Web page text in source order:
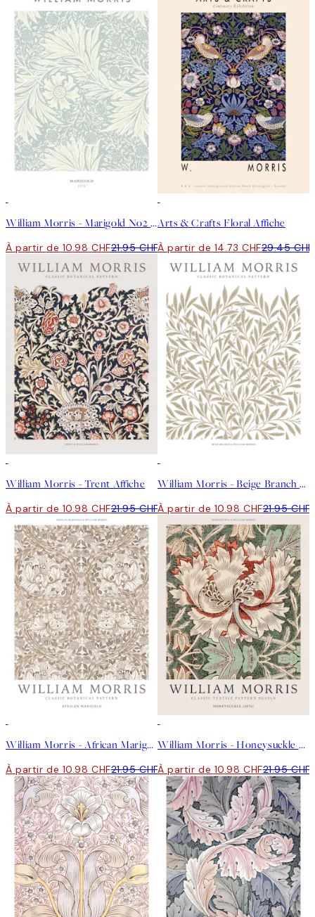
William Morris - Marigold No2 Affiche
À partir de 10.98 CHF21.95 CHF
Arts & Crafts Floral Affiche
À partir de 14.73 CHF29.45 CHF
William Morris - Trent Affiche
À partir de 10.98 CHF21.95 CHF
William Morris - Beige Branch Affiche
À partir de 10.98 CHF21.95 CHF
William Morris - African Marigold Affiche
À partir de 10.98 CHF21.95 CHF
William Morris - Honeysuckle Affiche
À partir de 10.98 CHF21.95 CHF